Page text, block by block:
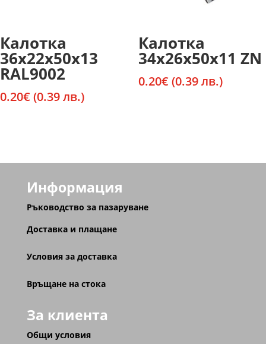
Калотка
36х22х50х13
RAL9002
0.20€ (0.39 лв.)
Калотка
34х26х50х11 ZN
0.20€ (0.39 лв.)
Информация
Ръководство за пазаруване
Доставка и плащане
Условия за доставка
Връщане на стока
За клиента
Общи условия